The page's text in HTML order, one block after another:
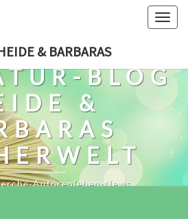
& BARBARAS
BLOG
&
Autorenleben-News